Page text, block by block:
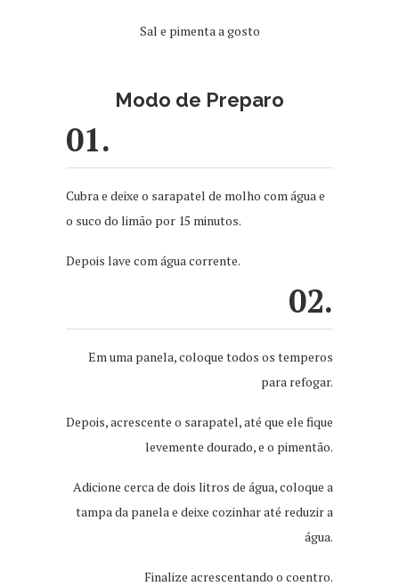
Sal e pimenta a gosto
Modo de Preparo
01.
Cubra e deixe o sarapatel de molho com água e
o suco do limão por 15 minutos.
Depois lave com água corrente.
02.
Em uma panela, coloque todos os temperos
para refogar.
Depois, acrescente o sarapatel, até que ele fique
levemente dourado, e o pimentão.
Adicione cerca de dois litros de água, coloque a
tampa da panela e deixe cozinhar até reduzir a
água.
Finalize acrescentando o coentro.